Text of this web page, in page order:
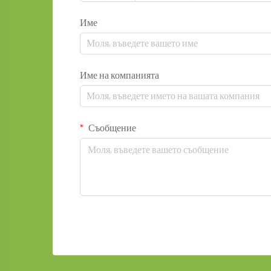
Име
Име на компанията
Съобщение